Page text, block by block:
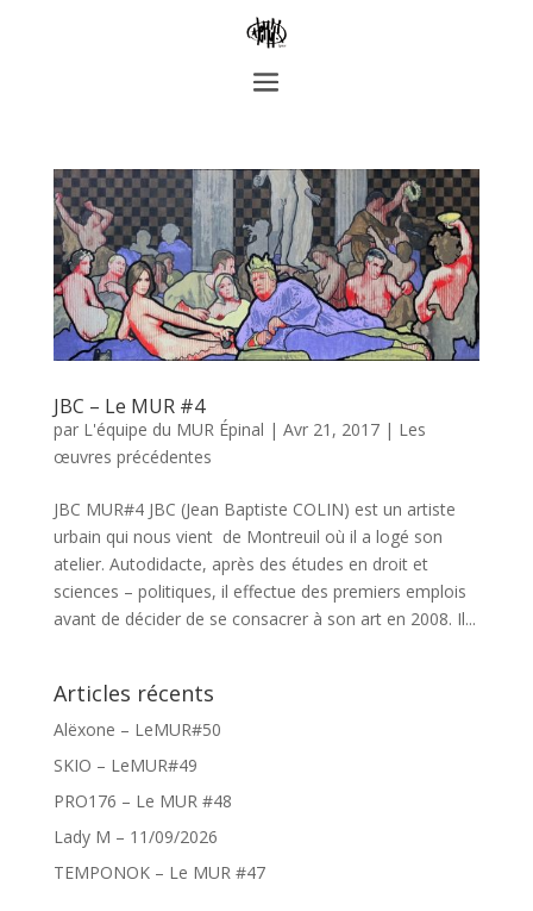
JBC – Le MUR #4
par L'équipe du MUR Épinal | Avr 21, 2017| Les
œuvres précédentes
JBC MUR#4 JBC (Jean Baptiste COLIN) est un artiste
urbain qui nous vient de Montreuil où il a logé son
atelier. Autodidacte, après des études en droit et
sciences – politiques, il effectue des premiers emplois
avant de décider de se consacrer à son art en 2008. Il...
Articles récents
Alëxone – LeMUR#50
SKIO – LeMUR#49
PRO176 – Le MUR #48
Lady M – 11/09/2026
TEMPONOK – Le MUR #47